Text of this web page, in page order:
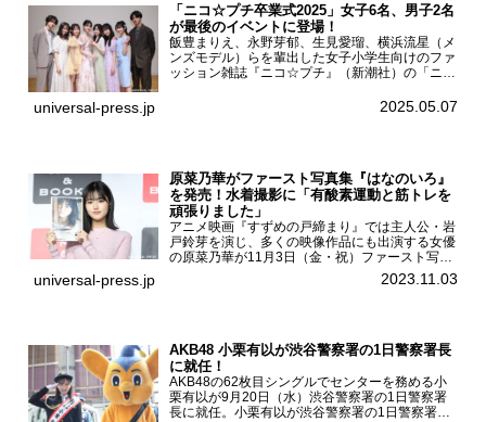
「ニコ☆プチ卒業式2025」女子6名、男子2名
が最後のイベントに登場！
飯豊まりえ、永野芽郁、生見愛瑠、横浜流星（メ
ンズモデル）らを輩出した女子小学生向けのファ
ッション雑誌『ニコ☆プチ』（新潮社）の「ニコ
モード学園コクーンタワーで開催され、卒業モデ
universal-press.jp 2025.05.07
原菜乃華がファースト写真集『はなのいろ』
を発売！水着撮影に「有酸素運動と筋トレを
頑張りました」
アニメ映画『すずめの戸締まり』では主人公・岩
戸鈴芽を演じ、多くの映像作品にも出演する女優
の原菜乃華が11月3日（金・祝）ファースト写真
集『はなのいろ』発売記念イベントを
HMV&BOOKS SHIBUYAで開催した。原菜乃華フ
universal-press.jp 2023.11.03
AKB48 小栗有以が渋谷警察署の1日警察署長
に就任！
AKB48の62枚目シングルでセンターを務める小
栗有以が9月20日（水）渋谷警察署の1日警察署
長に就任。小栗有以が渋谷警察署の1日警察署長